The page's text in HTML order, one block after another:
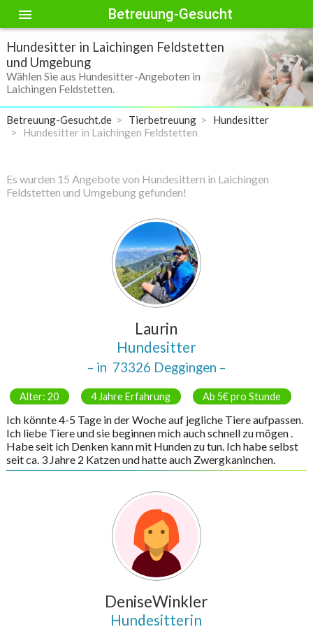
menu Betreuung-Gesucht
Hundesitter in Laichingen Feldstetten
und Umgebung
Wählen Sie aus Hundesitter-Angeboten in
Laichingen Feldstetten.
Betreuung-Gesucht.de Tierbetreuung
Hundesitter
Hundesitter in Laichingen Feldstetten
Es wurden 15 Angebote von Hundesittern in Laichingen
Feldstetten und Umgebung gefunden!
Laurin
Hundesitter
– in 73326 Deggingen –
Alter: 20 4 Jahre Erfahrung Ab 5€ pro Stunde
Ich könnte 4-5 Tage in der Woche auf jegliche Tiere aufpassen.
Ich liebe Tiere und sie beginnen mich auch schnell zu mögen .
Habe seit ich Denken kann mit Hunden zu tun. Ich habe selbst
seit ca. 3 Jahre 2 Katzen und hatte auch Zwergkaninchen.
DeniseWinkler
Hundesitterin